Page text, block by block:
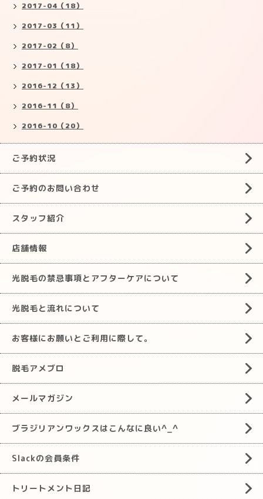
2017-04（18）
2017-03（11）
2017-02（8）
2017-01（18）
2016-12（13）
2016-11（8）
2016-10（20）
ご予約状況
ご予約のお問い合わせ
スタッフ紹介
店舗情報
光脱毛の禁忌事項とアフターケアについて
光脱毛と流れについて
お客様にお願いとご利用に際して。
脱毛アメブロ
メールマガジン
ブラジリアンワックスはこんなに良い^_^
Slackの会員条件
トリートメント日記